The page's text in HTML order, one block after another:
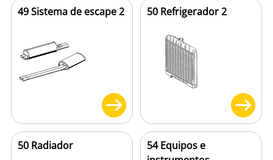
49 Sistema de escape 2 50 Refrigerador 2
50 Radiador
54 Equipos e